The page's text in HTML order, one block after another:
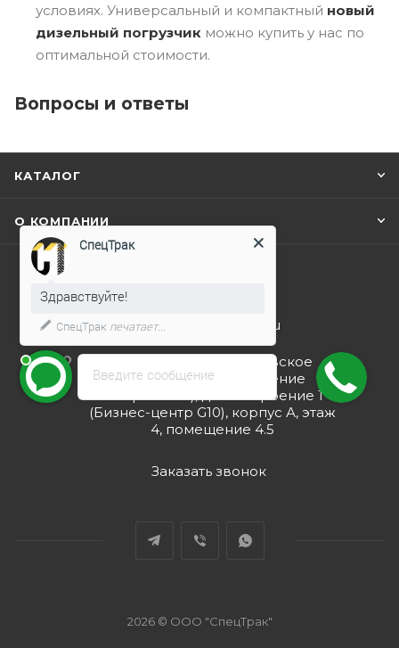
условиях. Универсальный и компактный новый
дизельный погрузчик можно купить у нас по
оптимальной стоимости.
Вопросы и ответы
КАТАЛОГ
О КОМПАНИИ
info@spec-trucks.ru
108820, г. Москва, Киевское
шоссе 21-й км (поселение
Мосрентген), дом 3 строение 1
(Бизнес-центр G10), корпус А, этаж
4, помещение 4.5
Заказать звонок
2026 © ООО "СпецТрак"
Введите сообщение
СпецТрак
Здравствуйте!
СпецТрак печатает...